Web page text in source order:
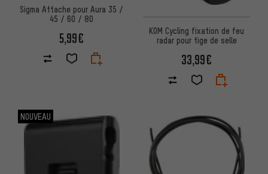
Sigma Attache pour Aura 35 /
45 / 60 / 80
5,99€
KOM Cycling fixation de feu
radar pour tige de selle
33,99€
NOUVEAU